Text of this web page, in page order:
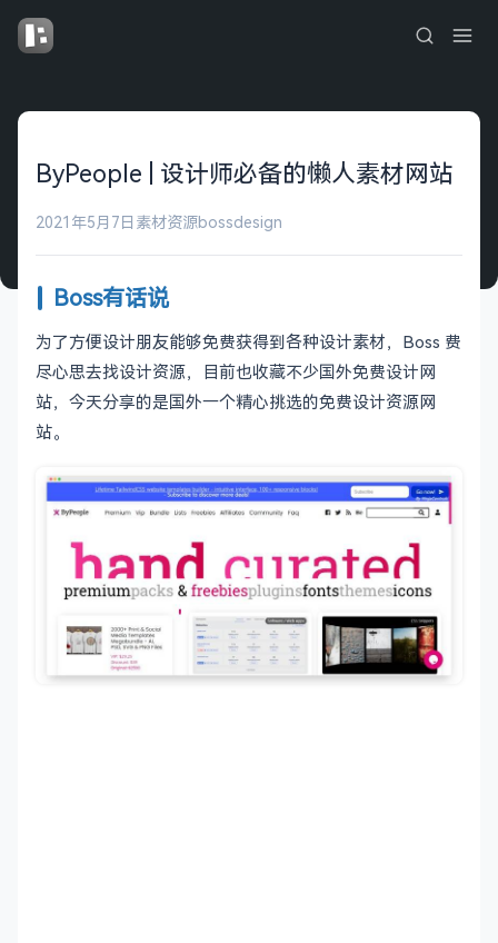
ByPeople | 设计师必备的懒人素材网站
2021年5月7日 素材资源bossdesign
Boss有话说
为了方便设计朋友能够免费获得到各种设计素材，Boss 费
尽心思去找设计资源，目前也收藏不少国外免费设计网
站，今天分享的是国外一个精心挑选的免费设计资源网
站。